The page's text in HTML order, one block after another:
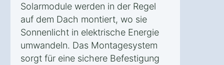
Solarmodule werden in der Regel
auf dem Dach montiert, wo sie
Sonnenlicht in elektrische Energie
umwandeln. Das Montagesystem
sorgt für eine sichere Befestigung